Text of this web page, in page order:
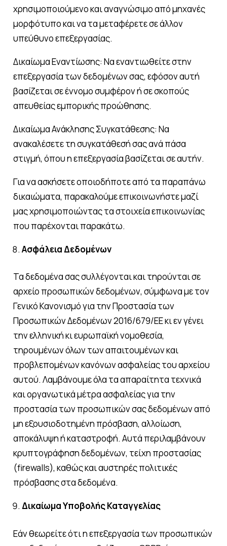
χρησιμοποιούμενο και αναγνώσιμο από μηχανές
μορφότυπο και να τα μεταφέρετε σε άλλον
υπεύθυνο επεξεργασίας.
Δικαίωμα Εναντίωσης: Να εναντιωθείτε στην
επεξεργασία των δεδομένων σας, εφόσον αυτή
βασίζεται σε έννομο συμφέρον ή σε σκοπούς
απευθείας εμπορικής προώθησης.
Δικαίωμα Ανάκλησης Συγκατάθεσης: Να
ανακαλέσετε τη συγκατάθεσή σας ανά πάσα
στιγμή, όπου η επεξεργασία βασίζεται σε αυτήν.
Για να ασκήσετε οποιοδήποτε από τα παραπάνω
δικαιώματα, παρακαλούμε επικοινωνήστε μαζί
μας χρησιμοποιώντας τα στοιχεία επικοινωνίας
που παρέχονται παρακάτω.
Ασφάλεια Δεδομένων
Τα δεδομένα σας συλλέγονται και τηρούνται σε
αρχείο προσωπικών δεδομένων, σύμφωνα με τον
Γενικό Κανονισμό για την Προστασία των
Προσωπικών Δεδομένων 2016/679/ΕΕ κι εν γένει
την ελληνική κι ευρωπαϊκή νομοθεσία,
τηρουμένων όλων των απαιτουμένων και
προβλεπομένων κανόνων ασφαλείας του αρχείου
αυτού. Λαμβάνουμε όλα τα απαραίτητα τεχνικά
και οργανωτικά μέτρα ασφαλείας για την
προστασία των προσωπικών σας δεδομένων από
μη εξουσιοδοτημένη πρόσβαση, αλλοίωση,
αποκάλυψη ή καταστροφή. Αυτά περιλαμβάνουν
κρυπτογράφηση δεδομένων, τείχη προστασίας
(firewalls), καθώς και αυστηρές πολιτικές
πρόσβασης στα δεδομένα.
Δικαίωμα Υποβολής Καταγγελίας
Εάν θεωρείτε ότι η επεξεργασία των προσωπικών